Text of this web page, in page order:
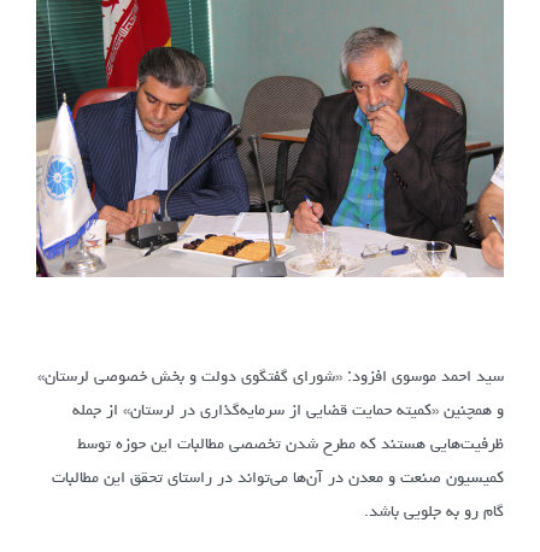
سید احمد موسوی افزود: «شورای گفتگوی دولت و بخش خصوصی لرستان»
و همچنین «کمیته حمایت قضایی از سرمایه‌گذاری در لرستان» از جمله
ظرفیت‌هایی هستند که مطرح شدن تخصصی مطالبات این حوزه توسط
کمیسیون صنعت و معدن در آن‌ها می‌تواند در راستای تحقق این مطالبات
گام رو به جلویی باشد.